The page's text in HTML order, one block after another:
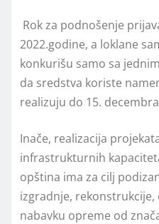
Rok za podnošenje
2022.godine, a loklane
konkurišu samo sa
da sredstva koriste
realizuju do 15.
Inače, realizacija
infrastrukturnih
opština ima za cilj
izgradnje,
nabavku opreme od